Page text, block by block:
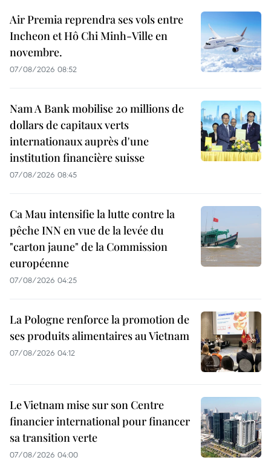
Air Premia reprendra ses vols entre
Incheon et Hô Chi Minh-Ville en
novembre.
07/08/2026 08:52
Nam A Bank mobilise 20 millions de
dollars de capitaux verts
internationaux auprès d'une
institution financière suisse
07/08/2026 08:45
Ca Mau intensifie la lutte contre la
pêche INN en vue de la levée du
"carton jaune" de la Commission
européenne
07/08/2026 04:25
La Pologne renforce la promotion de
ses produits alimentaires au Vietnam
07/08/2026 04:12
Le Vietnam mise sur son Centre
financier international pour financer
sa transition verte
07/08/2026 04:00